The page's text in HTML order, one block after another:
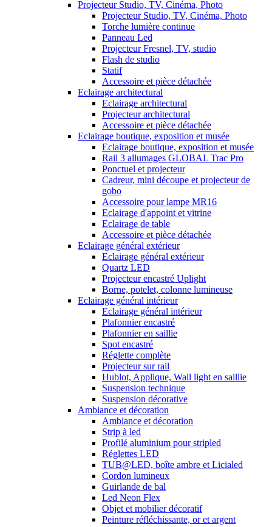
Projecteur Studio, TV, Cinéma, Photo
Projecteur Studio, TV, Cinéma, Photo
Torche lumière continue
Panneau Led
Projecteur Fresnel, TV, studio
Flash de studio
Statif
Accessoire et pièce détachée
Eclairage architectural
Eclairage architectural
Projecteur architectural
Accessoire et pièce détachée
Eclairage boutique, exposition et musée
Eclairage boutique, exposition et musée
Rail 3 allumages GLOBAL Trac Pro
Ponctuel et projecteur
Cadreur, mini découpe et projecteur de
gobo
Accessoire pour lampe MR16
Eclairage d'appoint et vitrine
Eclairage de table
Accessoire et pièce détachée
Eclairage général extérieur
Eclairage général extérieur
Quartz LED
Projecteur encastré Uplight
Borne, potelet, colonne lumineuse
Eclairage général intérieur
Eclairage général intérieur
Plafonnier encastré
Plafonnier en saillie
Spot encastré
Réglette complète
Projecteur sur rail
Hublot, Applique, Wall light en saillie
Suspension technique
Suspension décorative
Ambiance et décoration
Ambiance et décoration
Strip à led
Profilé aluminium pour stripled
Réglettes LED
TUB@LED, boîte ambre et Licialed
Cordon lumineux
Guirlande de bal
Led Neon Flex
Objet et mobilier décoratif
Peinture réfléchissante, or et argent